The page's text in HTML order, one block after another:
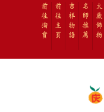
前
往
淘
寶
前
往
主
頁
吉
祥
物
語
名
師
推
薦
太
歲
飾
物